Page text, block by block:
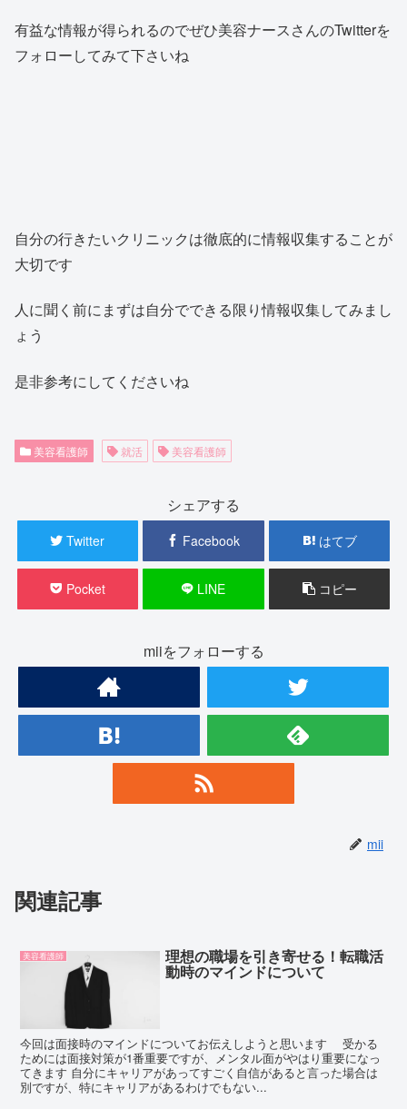
有益な情報が得られるのでぜひ美容ナースさんのTwitterを
フォローしてみて下さいね
自分の行きたいクリニックは徹底的に情報収集することが
大切です
人に聞く前にまずは自分でできる限り情報収集してみまし
ょう
是非参考にしてくださいね
美容看護師 就活 美容看護師
シェアする
Twitter Facebook はてブ
Pocket LINE コピー
miiをフォローする
mii
関連記事
美容看護師 理想の職場を引き寄せる！転職活
動時のマインドについて
今回は面接時のマインドについてお伝えしようと思います 受かる
ためには面接対策が1番重要ですが、メンタル面がやはり重要になっ
てきます 自分にキャリアがあってすごく自信があると言った場合は
別ですが、特にキャリアがあるわけでもない...